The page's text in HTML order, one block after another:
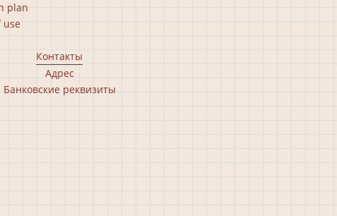
plan
use
Контакты
Адрес
Банковские реквизиты